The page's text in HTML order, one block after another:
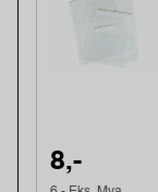
8,-